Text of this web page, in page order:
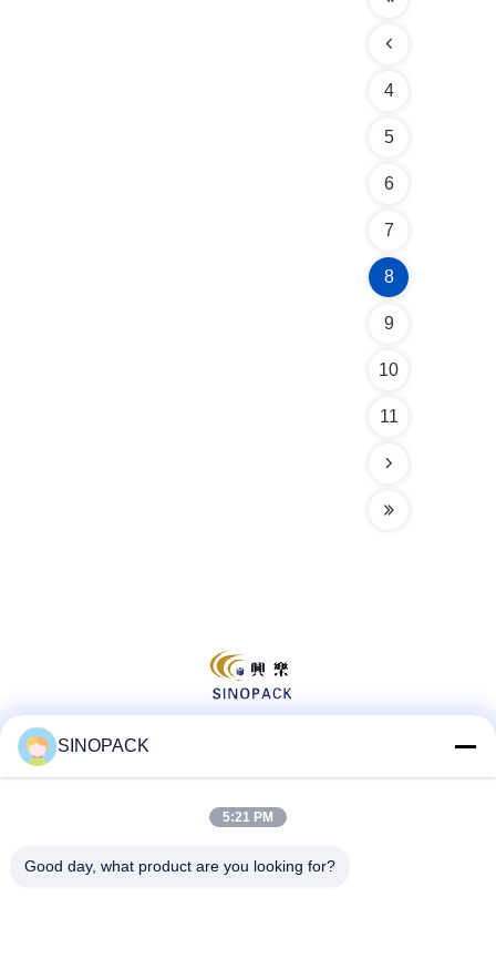
4
5
6
7
8
9
10
11
Contatto rapido
SINOPACK
5:21 PM
Good day, what product are you looking for?